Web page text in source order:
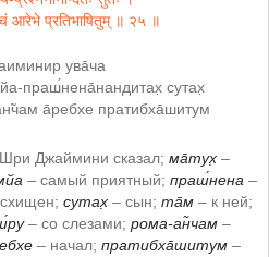
आरेभे प्रतिभाषितुम् ॥ २५ ॥
ува̄ча
праш́нена̄нандитах̣ сутах̣
а̄ребхе пратибха̄шитум
Джаймини сказал; ма̄тух̣ –
– самый приятный; праш́нена –
сутах̣ – сын; та̄м – к ней;
– со слезами; рома-ан̃чам –
– начал; пратибха̄шитум–